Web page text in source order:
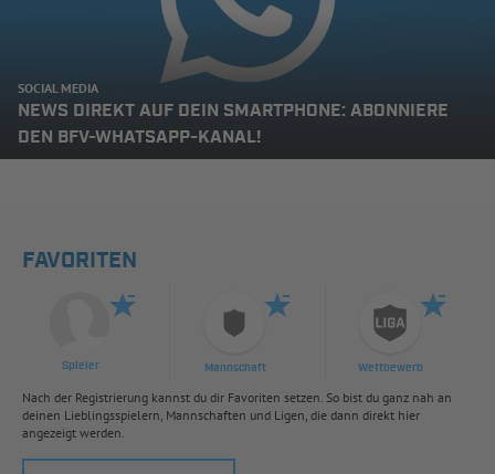
SOCIAL MEDIA
NEWS DIREKT AUF DEIN SMARTPHONE: ABONNIERE
DEN BFV-WHATSAPP-KANAL!
FAVORITEN
Spieler Mannschaft Wettbewerb
Nach der Registrierung kannst du dir Favoriten setzen. So bist du ganz nah an
deinen Lieblingsspielern, Mannschaften und Ligen, die dann direkt hier
angezeigt werden.